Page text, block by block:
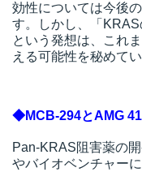
効性については今後
す。しかし、「KRAS
という発想は、これ
える可能性を秘めてい
◆MCB-294とAMG
Pan-KRAS阻害薬の
やバイオベンチャー